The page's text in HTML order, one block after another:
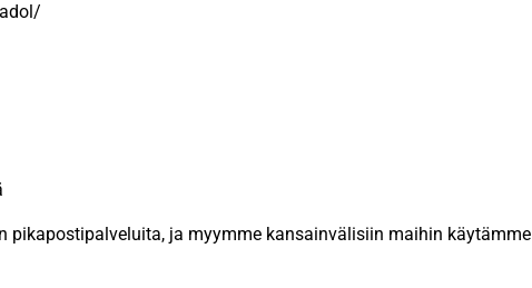
pikapostipalveluita, ja myymme kansainvälisiin maihin käytämme